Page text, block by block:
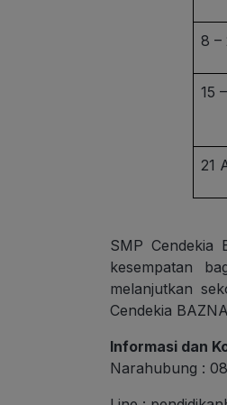
8 –
15
21
SMP Cendekia
kesempatan
melanjutkan
Cendekia
Informasi dan
Narahubung :